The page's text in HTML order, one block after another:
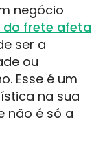
negócio
frete afeta
ser a
ou
Esse é um
na sua
não é só a